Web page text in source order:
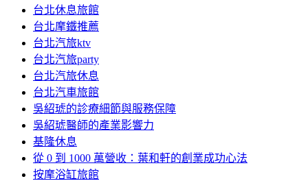
台北休息旅館
台北摩鐵推薦
台北汽旅ktv
台北汽旅party
台北汽旅休息
台北汽車旅館
吳紹琥的診療細節與服務保障
吳紹琥醫師的產業影響力
基隆休息
從 0 到 1000 萬營收：葉和軒的創業成功心法
按摩浴缸旅館